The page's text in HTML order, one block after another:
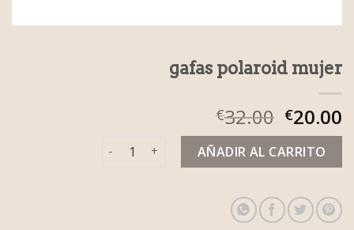
gafas polaroid mujer
€32.00 €20.00
gafas polaroid mujer cantidad
AÑADIR AL CARRITO